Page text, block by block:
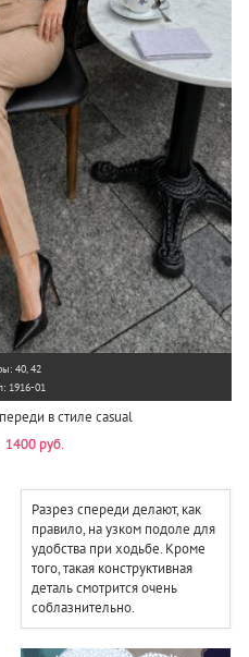
40, 42
1916-01
в стиле casual
1400 руб.
Разрез спереди делают, как
правило, на узком подоле для
удобства при ходьбе. Кроме
того, такая конструктивная
деталь смотрится очень
соблазнительно.